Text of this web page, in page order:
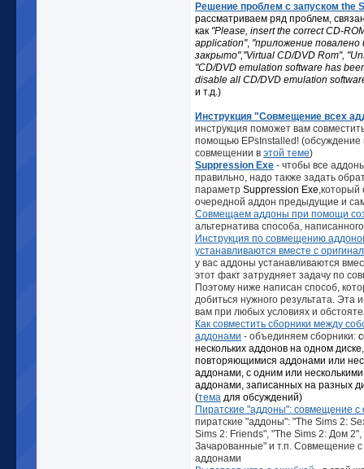
Решение проблем с запуском the
рассматриваем ряд проблем,
как "Please, insert the correct CD-
application", "приложение повалено
закрыто","Virtual CD/DVD Rom",
"CD/DVD emulation software has
disable all CD/DVD emulation
и т.д.)
Инструкция "Совмещение всех
инструкция поможет вам
помощью EPsInstalled!
совмещении в этой теме)
Suppression Exe - чтобы все
правильно, надо также задать
параметр Suppression Exe,который
очередной аддон предыдущие и
Совмещаем аддоны при помощи
альтернатива способа,
Инструкция по совмещению
устанавливаются вместе с
у вас аддоны устанавливаются
этот факт затрудняет задачу по
Поэтому ниже написан способ,
добиться нужного результата. Эта
вам при любых условиях и
Как совместить сборники между
аддонами - объединяем сборники:
нескольких аддонов на одном диске
повторяющимися аддонами или
аддонами, с одним или
аддонами, записанных на разных
(тема для обсуждений)
Пиратские "аддоны": совмещение
пиратские "аддоны": "The Sims 2:
Sims 2: Friends", "The Sims 2: Дом 2",
Зачарованные" и т.п. Совмещение
аддонами